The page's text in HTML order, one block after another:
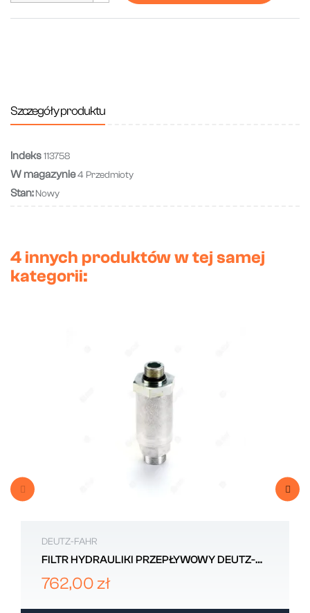
Szczegóły produktu
Indeks113758
W magazynie4 Przedmioty
Stan: Nowy
4 innych produktów w tej samej
kategorii:
DEUTZ-FAHR
FILTR HYDRAULIKI PRZEPŁYWOWY DEUTZ-
FAHR 16054940
762,00 zł